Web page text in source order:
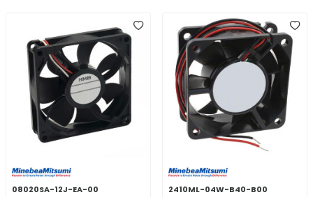
08020SA-12J-EA-00 2410ML-04W-B40-B00